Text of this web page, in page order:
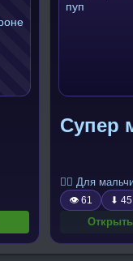
Супер
🧍‍♂️ Для
👁 61 ⬇ 45
Открыть